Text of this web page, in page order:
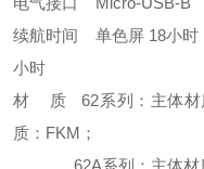
续航时间 单色屏 18小时
小时
材 质 62系列：主体材
质：FKM；
62A系列：主体材质